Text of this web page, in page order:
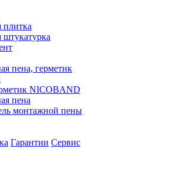
плитка
штукатурка
пена, герметик
NICOBAND
пена
монтажной пены
Гарантии Сервис